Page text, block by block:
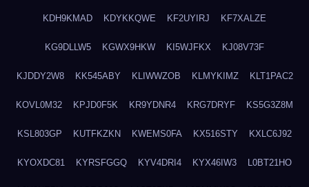
KDH9KMAD KDYKKQWE KF2UYIRJ KF7XALZE
KG9DLLW5 KGWX9HKW KI5WJFKX KJ08V73F
KJDDY2W8 KK545ABY KLIWWZOB KLMYKIMZ KLT1PAC2
KOVL0M32 KPJD0F5K KR9YDNR4 KRG7DRYF KS5G3Z8M
KSL803GP KUTFKZKN KWEMS0FA KX516STY KXLC6J92
KYOXDC81 KYRSFGGQ KYV4DRI4 KYX46IW3 L0BT21HO